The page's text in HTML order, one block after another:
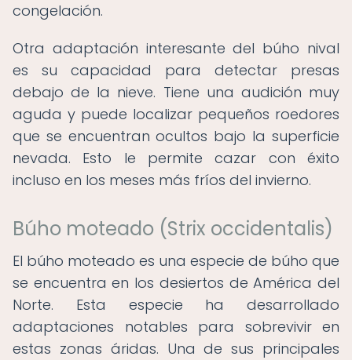
congelación.
Otra adaptación interesante del búho nival
es su capacidad para detectar presas
debajo de la nieve. Tiene una audición muy
aguda y puede localizar pequeños roedores
que se encuentran ocultos bajo la superficie
nevada. Esto le permite cazar con éxito
incluso en los meses más fríos del invierno.
Búho moteado (Strix occidentalis)
El búho moteado es una especie de búho que
se encuentra en los desiertos de América del
Norte. Esta especie ha desarrollado
adaptaciones notables para sobrevivir en
estas zonas áridas. Una de sus principales